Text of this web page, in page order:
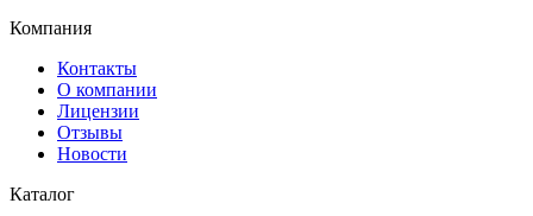
Компания
Контакты
О компании
Лицензии
Отзывы
Новости
Каталог